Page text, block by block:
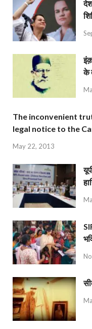
के
The inconvenient
legal notice to the
May 22, 2013